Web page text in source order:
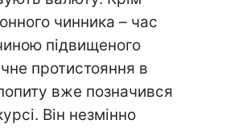
чинника – час
підвищеного
протистояння в
вже позначився
Він незмінно